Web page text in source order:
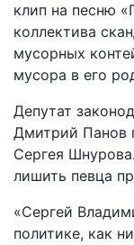
клип на песню
коллектива
мусорных
мусора в его
Депутат
Дмитрий Панов
Сергея
лишить певца
«Сергей
политике, как